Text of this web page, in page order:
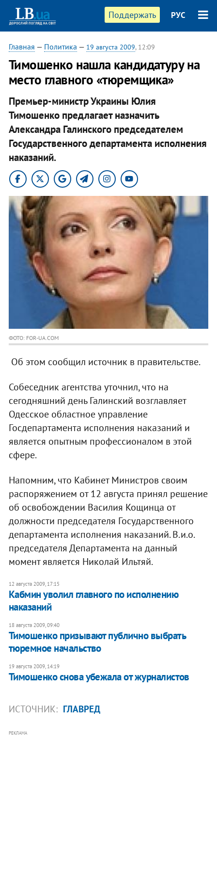
Поддержать РУС
Главная — Политика — 19 августа 2009, 12:09
Тимошенко нашла кандидатуру на
место главного «тюремщика»
Премьер-министр Украины Юлия
Тимошенко предлагает назначить
Александра Галинского председателем
Государственного департамента исполнения
наказаний.
ФОТО: FOR-UA.COM
Об этом сообщил источник в правительстве.
Собеседник агентства уточнил, что на
сегодняшний день Галинский возглавляет
Одесское областное управление
Госдепартамента исполнения наказаний и
является опытным профессионалом в этой
сфере.
Напомним, что Кабинет Министров своим
распоряжением от 12 августа принял решение
об освобождении Василия Кощинца от
должности председателя Государственного
департамента исполнения наказаний. В.и.о.
председателя Департамента на данный
момент является Николай Ильтяй.
12 августа 2009, 17:15
Кабмин уволил главного по исполнению
наказаний
18 августа 2009, 09:40
Тимошенко призывают публично выбрать
тюремное начальство
19 августа 2009, 14:19
Тимошенко снова убежала от журналистов
ИСТОЧНИК: ГЛАВРЕД
РЕКЛАМА